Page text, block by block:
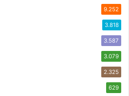
9.252
3.818
3.587
3.079
2.325
629